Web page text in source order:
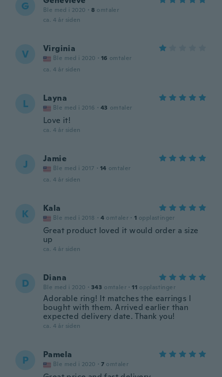
G Ble med i 2020 · 8 omtaler
ca. 4 år siden
V Virginia
Ble med i 2020 · 16 omtaler
ca. 4 år siden
L Layna
Ble med i 2016 · 43 omtaler
Love it!
ca. 4 år siden
J Jamie
Ble med i 2017 · 14 omtaler
ca. 4 år siden
K Kala
Ble med i 2018 · 4 omtaler · 1 opplastinger
Great product loved it would order a size
up
ca. 4 år siden
D Diana
Ble med i 2020 · 343 omtaler · 11 opplastinger
Adorable ring! It matches the earrings I
bought with them. Arrived earlier than
expected delivery date. Thank you!
ca. 4 år siden
P Pamela
Ble med i 2020 · 7 omtaler